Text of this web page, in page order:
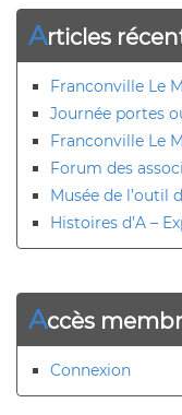
Articles
Franconville Le
Journée portes
Franconville Le
Forum des
Musée de l’outil
Histoires d’A –
Accès
Connexion